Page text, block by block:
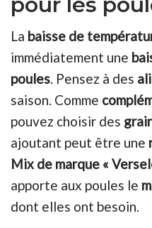
La baisse de
immédiatement une
poules. Pensez à des
saison. Comme
pouvez choisir des
ajoutant peut être une
Mix de marque «
apporte aux poules le
dont elles ont besoin.